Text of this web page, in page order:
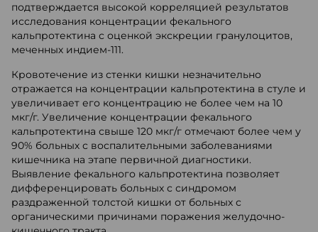
подтверждается высокой корреляцией результатов
исследования концентрации фекального
кальпротектина с оценкой экскреции гранулоцитов,
меченных индием-111.
Кровотечение из стенки кишки незначительно
отражается на концентрации кальпротектина в стуле и
увеличивает его концентрацию не более чем на 10
мкг/г. Увеличение концентрации фекального
кальпротектина свыше 120 мкг/г отмечают более чем у
90% больных с воспалительными заболеваниями
кишечника на этапе первичной диагностики.
Выявление фекального кальпротектина позволяет
дифференцировать больных с синдромом
раздраженной толстой кишки от больных с
органическими причинами поражения желудочно-